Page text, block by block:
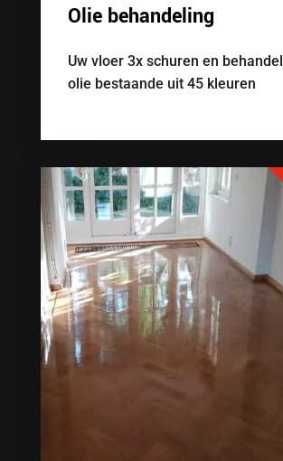
Olie behandeling
Uw vloer 3x schuren en
olie bestaande uit 45 kleuren